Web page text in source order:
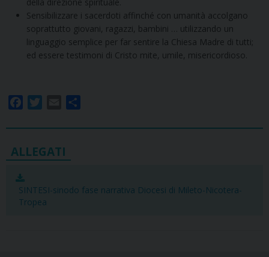
della direzione spirituale.
Sensibilizzare i sacerdoti affinché con umanità accolgano
soprattutto giovani, ragazzi, bambini … utilizzando un
linguaggio semplice per far sentire la Chiesa Madre di tutti;
ed essere testimoni di Cristo mite, umile, misericordioso.
c
e
b
o
k
i
t
t
r
a
i
l
a
SINTESI-sinodo fase narrativa Diocesi di Mileto-Nicotera-
Tropea